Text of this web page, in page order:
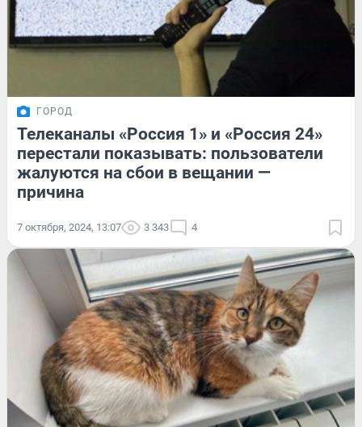
ГОРОД
Телеканалы «Россия 1» и «Россия 24»
перестали показывать: пользователи
жалуются на сбои в вещании —
причина
7 октября, 2024, 13:07 3 343 4